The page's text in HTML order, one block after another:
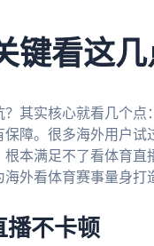
键看这几
其实核心就看几个
障。很多海外用户试
本满足不了看体育直
外看体育赛事量身打
播不卡顿